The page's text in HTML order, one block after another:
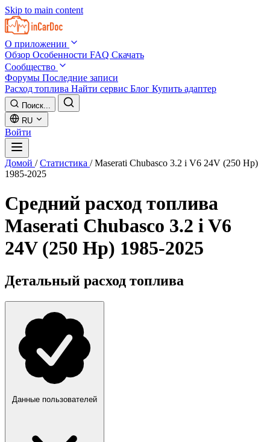
Skip to main content
О приложении
Обзор Особенности FAQ Скачать
Сообщество
Форумы Последние записи
Расход топлива Найти сервис Блог Купить адаптер
Поиск...
RU
Войти
Домой / Статистика / Maserati Chubasco 3.2 i V6 24V (250 Hp)
1985-2025
Средний расход топлива
Maserati Chubasco 3.2 i V6
24V (250 Hp) 1985-2025
Детальный расход топлива
Данные пользователей